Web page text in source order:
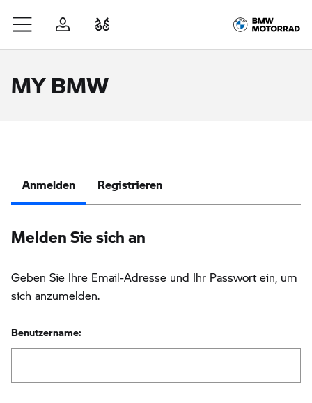
Zum Hauptinhalt springen
Anmelden
MY BMW
Anmelden Registrieren
Melden Sie sich an
Geben Sie Ihre Email-Adresse und Ihr Passwort ein, um
sich anzumelden.
Benutzername: